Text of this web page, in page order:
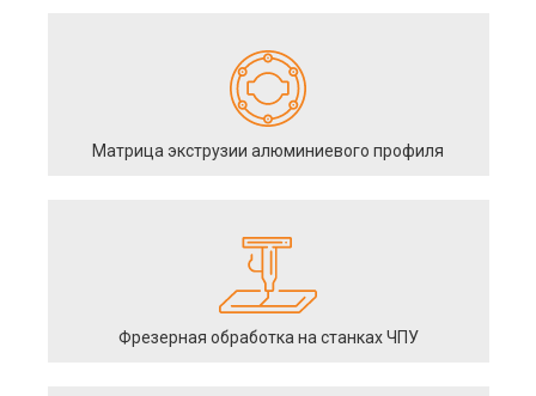
Матрица экструзии алюминиевого профиля
Фрезерная обработка на станках ЧПУ